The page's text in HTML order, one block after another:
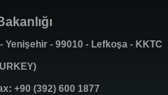
Yenişehir - 99010 - Lefkoşa - KKTC
+90 (392) 600 1877